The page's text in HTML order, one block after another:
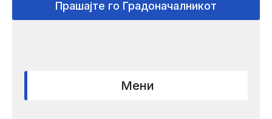
Прашајте го Градоначалникот
Мени